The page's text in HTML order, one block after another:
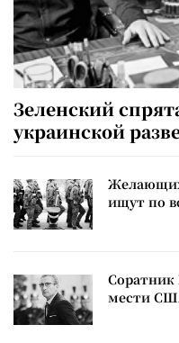
Зеленский
украинской
ищут по
Соратник
мести